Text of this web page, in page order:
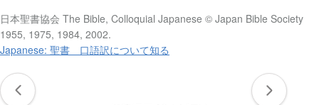
日本聖書協会 The Bible, Colloquial Japanese © Japan Bible Society
1955, 1975, 1984, 2002.
Japanese: 聖書 口語訳について知る